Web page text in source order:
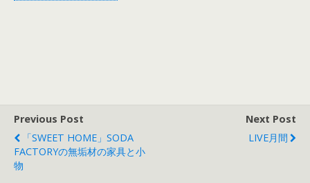
Previous Post
「SWEET HOME」SODA
FACTORYの無垢材の家具と小
物
Next Post
LIVE月間